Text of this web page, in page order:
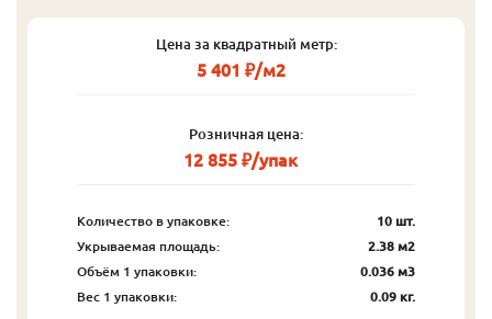
Цена за квадратный метр:
5 401 ₽/м2
Розничная цена:
12 855 ₽/упак
Количество в упаковке:
10 шт.
Укрываемая площадь:
2.38 м2
Объём 1 упаковки:
0.036 м3
Вес 1 упаковки:
0.09 кг.